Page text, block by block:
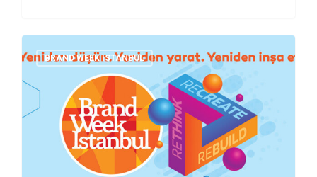
BRAND WEEK ISTANBUL